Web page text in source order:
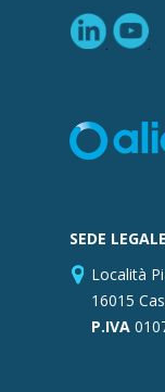
SEDE LEGALE
Località
16015
P.IVA